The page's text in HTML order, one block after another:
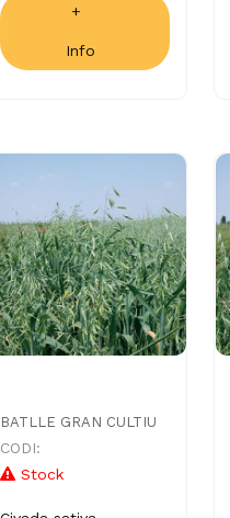
+
Info
BATLLE GRAN CULTIU
CODI:
Stock